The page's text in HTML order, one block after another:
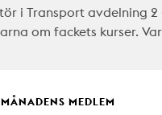
i Transport avdelning 2
om fackets kurser.
MÅNADENS MEDLEM